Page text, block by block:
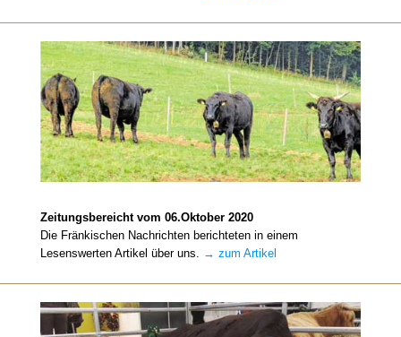
Zeitungsbereicht vom 06.Oktober 2020
Die Fränkischen Nachrichten berichteten in einem
Lesenswerten Artikel über uns.
→ zum Artikel